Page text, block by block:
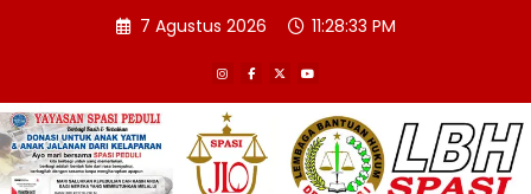
7 Agustus 2026 11:28:33 PM